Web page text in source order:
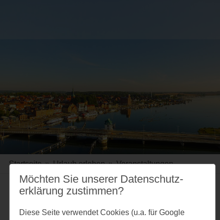
Startseite » Urlaub erleben » Veranstaltungen
Merkzettel
Möchten Sie unserer Datenschutz­
erklärung zustimmen?
Diese Seite verwendet Cookies (u.a. für Google